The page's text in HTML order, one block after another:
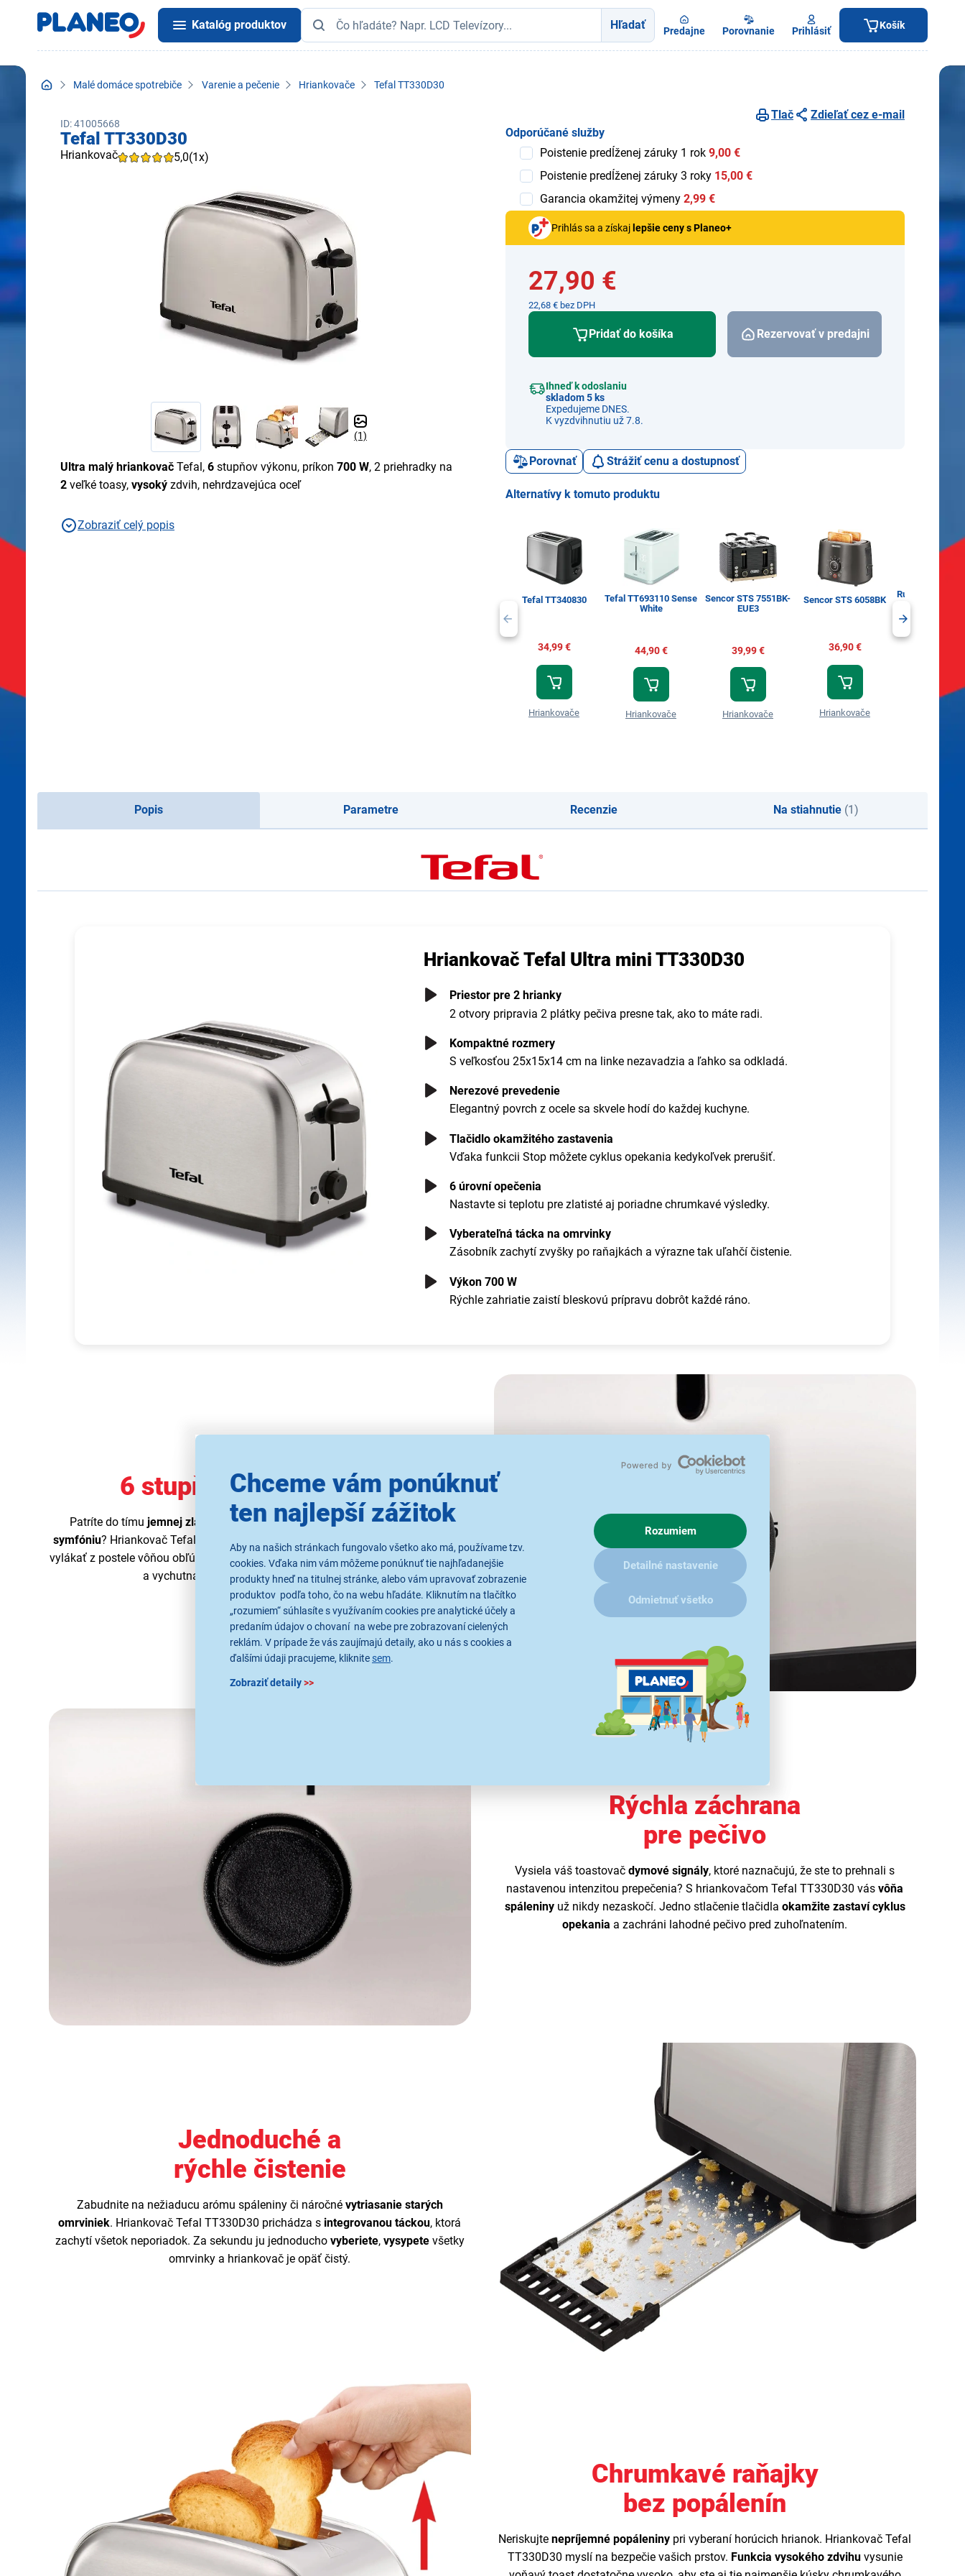
Chceme vám ponúknuť
ten najlepší zážitok
Aby na našich stránkach fungovalo všetko ako má, používame tzv.
cookies. Vďaka nim vám môžeme ponúknuť tie najhľadanejšie
produkty hneď na titulnej stránke, alebo vám upravovať zobrazenie
produktov podľa toho, čo na webu hľadáte. Kliknutím na tlačítko
„rozumiem“ súhlasíte s využívaním cookies pre analytické účely a
predaním údajov o chovaní na webe pre zobrazovaní cielených
reklám. V prípade že vás zaujímajú detaily, ako u nás s cookies a
ďalšími údaji pracujeme, kliknite sem.
Zobraziť detaily>>
Rozumiem
Detailné nastavenie
Odmietnuť všetko
Katalóg produktov Hľadať Predajne Porovnanie Prihlásiť Košík
Malé domáce spotrebiče Varenie a pečenie Hriankovače Tefal TT330D30
ID: 41005668
Tefal TT330D30
Hriankovač 5,0(1x)
(1)
Ultra malý hriankovač Tefal, 6 stupňov výkonu, príkon 700 W, 2 priehradky na
2 veľké toasy, vysoký zdvih, nehrdzavejúca oceľ
Zobraziť celý popis
Tlač
Zdieľať cez e-mail
Odporúčané služby
Poistenie predĺženej záruky 1 rok 9,00 €
Poistenie predĺženej záruky 3 roky 15,00 €
Garancia okamžitej výmeny 2,99 €
Prihlás sa a získaj lepšie ceny s Planeo+
27,90 €
22,68 € bez DPH
Pridať do košíka
Ihneď k odoslaniu
skladom 5 ks
Expedujeme DNES.
K vyzdvihnutiu už 7.8.
Rezervovať v predajni
Porovnať Strážiť cenu a dostupnosť
Alternatívy k tomuto produktu
Tefal TT340830
34,99 €
Hriankovače
Tefal TT693110 Sense
White
44,90 €
Hriankovače
Sencor STS 7551BK-
EUE3
39,99 €
Hriankovače
Sencor STS 6058BK
36,90 €
Hriankovače
Russell Hobbs
Popis Parametre Recenzie Na stiahnutie (1)
Hriankovač Tefal Ultra mini TT330D30
Priestor pre 2 hrianky
2 otvory pripravia 2 plátky pečiva presne tak, ako to máte radi.
Kompaktné rozmery
S veľkosťou 25x15x14 cm na linke nezavadzia a ľahko sa odkladá.
Nerezové prevedenie
Elegantný povrch z ocele sa skvele hodí do každej kuchyne.
Tlačidlo okamžitého zastavenia
Vďaka funkcii Stop môžete cyklus opekania kedykoľvek prerušiť.
6 úrovní opečenia
Nastavte si teplotu pre zlatisté aj poriadne chrumkavé výsledky.
Vyberateľná tácka na omrvinky
Zásobník zachytí zvyšky po raňajkách a výrazne tak uľahčí čistenie.
Výkon 700 W
Rýchle zahriatie zaistí bleskovú prípravu dobrôt každé ráno.
6 stupňov chrumkavosti
Patríte do tímujemnej zlatistej hrianky alebo milujete poriadnechrumkavú
symfóniu? Hriankovač Tefal TT330D30 s radosťou ulahodí každému. Nechajte sa
vylákať z postele vôňou obľúbeného pečiva. Stačí zvoliť1 zo 6 stupňov prepečenia
a vychutnať si chrumkavé raňajky podľa seba.
Rýchla záchrana
pre pečivo
Vysiela váš toastovačdymové signály, ktoré naznačujú, že ste to prehnali s
nastavenou intenzitou prepečenia? S hriankovačom Tefal TT330D30 vás vôňa
spáleninyuž nikdy nezaskočí. Jedno stlačenie tlačidla okamžite zastaví cyklus
opekania a zachráni lahodné pečivo pred zuhoľnatením.
Jednoduché a
rýchle čistenie
Zabudnite na nežiaducu arómu spáleniny či náročné vytriasanie starých
omrviniek. Hriankovač Tefal TT330D30 prichádza s integrovanou táckou, ktorá
zachytí všetok neporiadok. Za sekundu ju jednoducho vyberiete, vysypetevšetky
omrvinky a hriankovač je opäť čistý.
Chrumkavé raňajky
bez popálenín
Neriskujtenepríjemné popáleniny pri vyberaní horúcich hrianok. Hriankovač Tefal
TT330D30 myslí na bezpečie vašich prstov. Funkcia vysokého zdvihuvysunie